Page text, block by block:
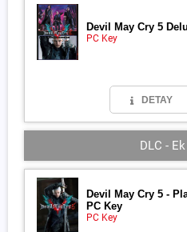
Devil May Cry 5
PC Key
DETAY
DLC -
Devil May Cry 5 -
PC Key
PC Key